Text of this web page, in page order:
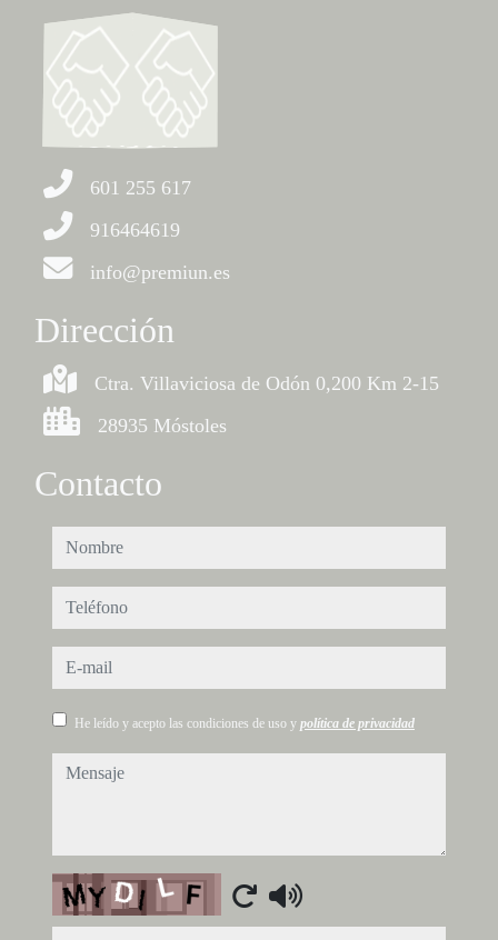
601 255 617
916464619
info@premiun.es
Dirección
Ctra. Villaviciosa de Odón 0,200 Km 2-15
28935 Móstoles
Contacto
nombre
teléfono
e-mail
He leído y acepto las condiciones de uso y política de privacidad
mensaje
Captcha